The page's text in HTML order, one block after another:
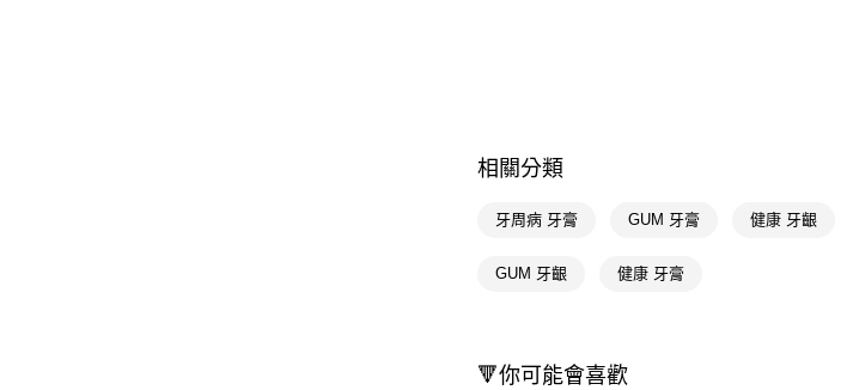
相關分類
牙周病 牙膏 GUM 牙膏 健康 牙齦
GUM 牙齦 健康 牙膏
🔻你可能會喜歡